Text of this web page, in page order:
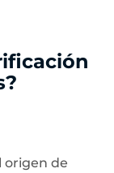
origen de